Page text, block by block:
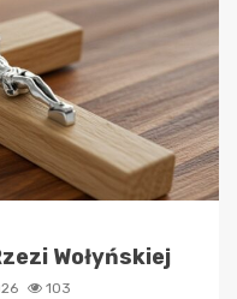
Wołyńskiej
103